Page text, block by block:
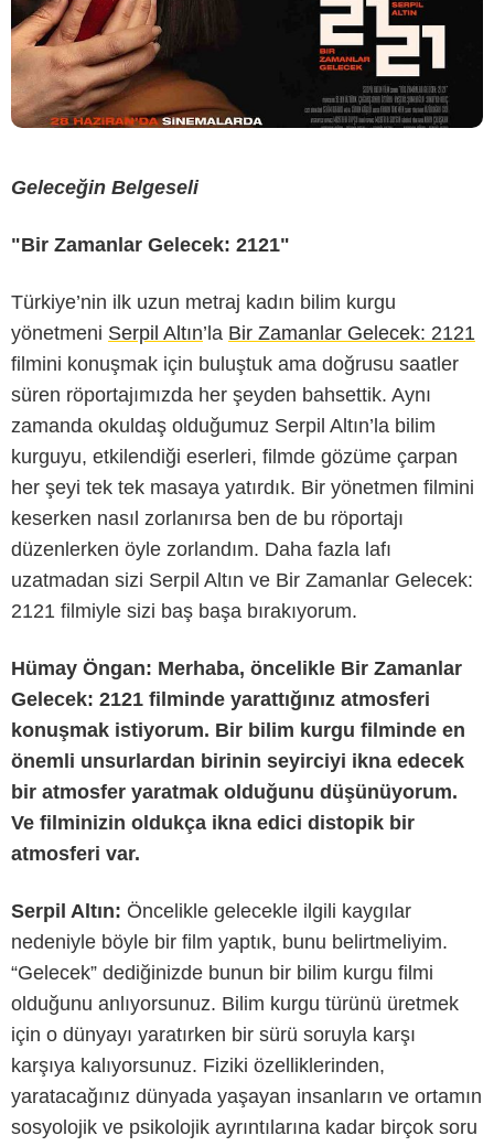
Geleceğin Belgeseli
"Bir Zamanlar Gelecek: 2121"
Türkiye’nin ilk uzun metraj kadın bilim kurgu
yönetmeni Serpil Altın’la Bir Zamanlar Gelecek: 2121
filmini konuşmak için buluştuk ama doğrusu saatler
süren röportajımızda her şeyden bahsettik. Aynı
zamanda okuldaş olduğumuz Serpil Altın’la bilim
kurguyu, etkilendiği eserleri, filmde gözüme çarpan
her şeyi tek tek masaya yatırdık. Bir yönetmen filmini
keserken nasıl zorlanırsa ben de bu röportajı
düzenlerken öyle zorlandım. Daha fazla lafı
uzatmadan sizi Serpil Altın ve Bir Zamanlar Gelecek:
2121 filmiyle sizi baş başa bırakıyorum.
Hümay Öngan: Merhaba, öncelikle Bir Zamanlar
Gelecek: 2121 filminde yarattığınız atmosferi
konuşmak istiyorum. Bir bilim kurgu filminde en
önemli unsurlardan birinin seyirciyi ikna edecek
bir atmosfer yaratmak olduğunu düşünüyorum.
Ve filminizin oldukça ikna edici distopik bir
atmosferi var.
Serpil Altın: Öncelikle gelecekle ilgili kaygılar
nedeniyle böyle bir film yaptık, bunu belirtmeliyim.
“Gelecek” dediğinizde bunun bir bilim kurgu filmi
olduğunu anlıyorsunuz. Bilim kurgu türünü üretmek
için o dünyayı yaratırken bir sürü soruyla karşı
karşıya kalıyorsunuz. Fiziki özelliklerinden,
yaratacağınız dünyada yaşayan insanların ve ortamın
sosyolojik ve psikolojik ayrıntılarına kadar birçok soru